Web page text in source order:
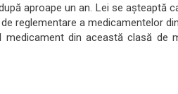
aproape un an. Lei se așteaptă
reglementare a medicamentelor
din această clasă de